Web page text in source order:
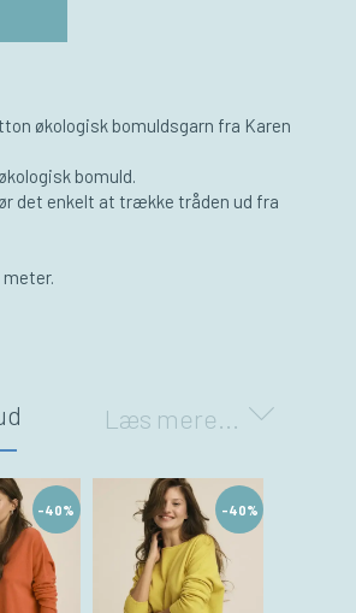
økologisk bomuldsgarn fra Karen
bomuld.
det enkelt at trække tråden ud fra
meter.
Læs mere...
-40% -40%